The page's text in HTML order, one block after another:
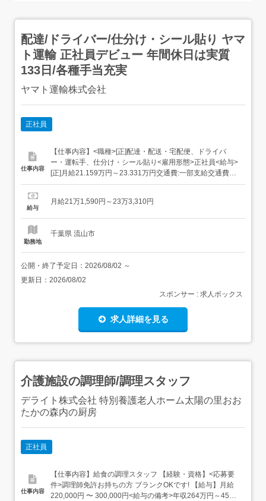
配達/ドライバー/仕分け・シール貼り ヤマ
ト運輸 正社員デビュー 年間休日は実質
133日/各種手当充実
ヤマト運輸株式会社
正社員
仕事内容
【仕事内容】<職種>[正]配達・配送・宅配便、ドライバ
ー・運転手、仕分け・シール貼り<雇用形態>正社員<給与>
[正]月給21.159万円～23.331万円交通費:一部支給交通費
(月上限5万円)昇給年1回賞与年2回(7月/12月 賞与4.5ヶ月実
デル月収・年収<松戸市内勤務>30歳/残業25H/扶養家...
給与
月給21万1,590円～23万3,310円
勤務地
千葉県 流山市
公開・終了予定日： 2026/08/02 ～
更新日： 2026/08/02
スポンサー : 求人ボックス
求人詳細を見る
介護施設の調理師/調理スタッフ
デライト株式会社 特別養護老人ホーム太陽の里おお
たかの森内の厨房
正社員
仕事内容
【仕事内容】給食の調理スタッフ 【経験・資格】<応募要
件>調理師免許お持ちの方 ブランクOKです! 【給与】月給
220,000円 〜 300,000円<給与の備考>年収264万円～450